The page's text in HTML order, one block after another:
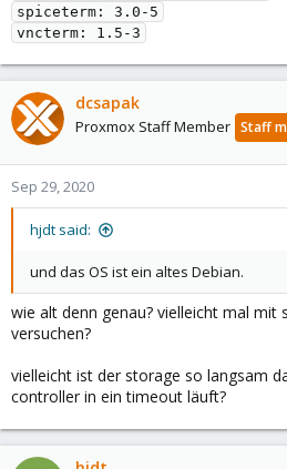
spiceterm: 3.0-5
dcsapak
Proxmox Staff Member Staff
Sep 29, 2020
hjdt said:
und das OS ist ein altes Debian.
wie alt denn genau? vielleicht mal mit
versuchen?
vielleicht ist der storage so langsam
controller in ein timeout läuft?